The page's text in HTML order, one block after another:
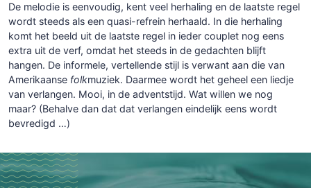
De melodie is eenvoudig, kent veel herhaling en de laatste regel
wordt steeds als een quasi-refrein herhaald. In die herhaling
komt het beeld uit de laatste regel in ieder couplet nog eens
extra uit de verf, omdat het steeds in de gedachten blijft
hangen. De informele, vertellende stijl is verwant aan die van
Amerikaanse folkmuziek. Daarmee wordt het geheel een liedje
van verlangen. Mooi, in de adventstijd. Wat willen we nog
maar? (Behalve dan dat dat verlangen eindelijk eens wordt
bevredigd …)